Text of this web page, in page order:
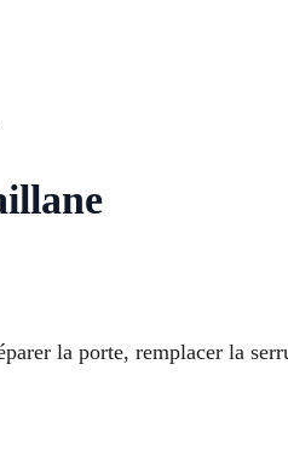
la porte, remplacer la